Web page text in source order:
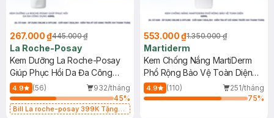
267.000 ₫445.000 ₫
La Roche-Posay
Kem Dưỡng La Roche-Posay
Giúp Phục Hồi Da Đa Công
Dụng 40ml
4.9 (56)
932/tháng
45%
Bill La roche-posay 399K Tặng
553.000 ₫1.350.000 ₫
Martiderm
Kem Chống Nắng MartiDerm
Phổ Rộng Bảo Vệ Toàn Diện
40ml
4.9 (110)
251/tháng
75%